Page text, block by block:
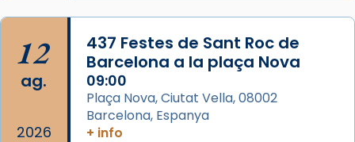
Arquebisbat de Barcelona
2 weeks ago
Memòria de les santes Juliana i
Semproniana, verges i màrtirs.
Acompanyant la història de sant Cugat, a
12
ag.
2026
437 Festes de Sant Roc de
Barcelona a la plaça Nova
09:00
Plaça Nova, Ciutat Vella, 08002
Barcelona, Espanya
+ info